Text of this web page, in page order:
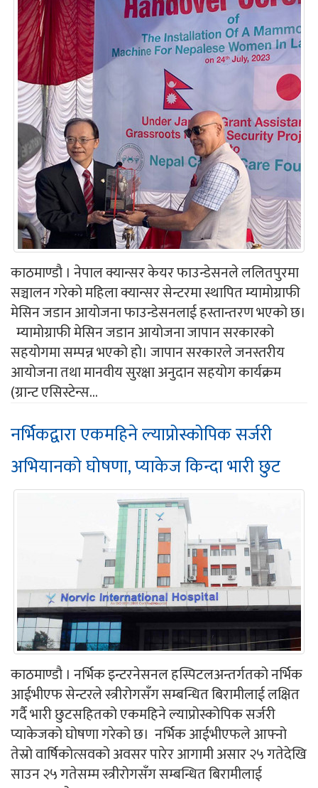
काठमाण्डौ । नेपाल क्यान्सर केयर फाउन्डेसनले ललितपुरमा
सञ्चालन गरेको महिला क्यान्सर सेन्टरमा स्थापित म्यामोग्राफी
मेसिन जडान आयोजना फाउन्डेसनलाई हस्तान्तरण भएको छ।
म्यामोग्राफी मेसिन जडान आयोजना जापान सरकारको
सहयोगमा सम्पन्न भएको हो। जापान सरकारले जनस्तरीय
आयोजना तथा मानवीय सुरक्षा अनुदान सहयोग कार्यक्रम
(ग्रान्ट एसिस्टेन्स...
नर्भिकद्वारा एकमहिने ल्याप्रोस्कोपिक सर्जरी
अभियानको घोषणा, प्याकेज किन्दा भारी छुट
काठमाण्डौ । नर्भिक इन्टरनेसनल हस्पिटलअन्तर्गतको नर्भिक
आईभीएफ सेन्टरले स्त्रीरोगसँग सम्बन्धित बिरामीलाई लक्षित
गर्दै भारी छुटसहितको एकमहिने ल्याप्रोस्कोपिक सर्जरी
प्याकेजको घोषणा गरेको छ। नर्भिक आईभीएफले आफ्नो
तेस्रो वार्षिकोत्सवको अवसर पारेर आगामी असार २५ गतेदेखि
साउन २५ गतेसम्म स्त्रीरोगसँग सम्बन्धित बिरामीलाई